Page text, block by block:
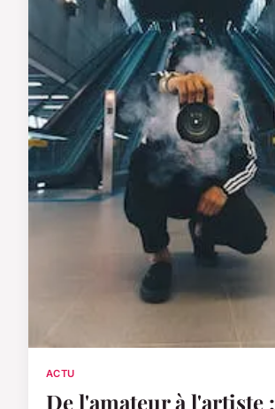
ACTU
De l'amateur à l'artiste :